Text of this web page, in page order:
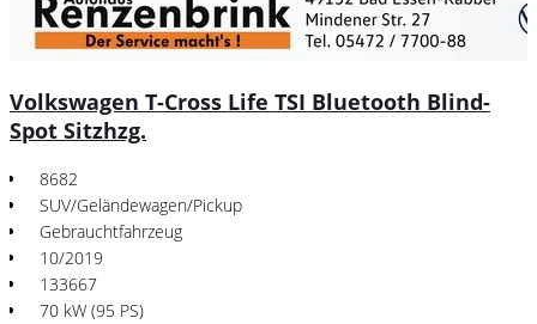
Volkswagen T-Cross Life TSI Bluetooth Blind-
Spot Sitzhzg.
8682
SUV/Geländewagen/Pickup
Gebrauchtfahrzeug
10/2019
133667
70 kW (95 PS)